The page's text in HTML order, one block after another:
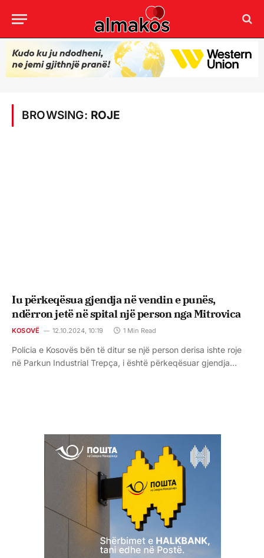
BROWSING: ROJE
Iu përkeqësua gjendja në vendin e punës,
ndërron jetë në spital një person nga Mitrovica
KOSOVË 12.10.2024, 10:19 1 Min Read
Policia e Kosovës bën të ditur se një person derisa ishte roje
në Parkun Industrial Trepça, i është përkeqësuar gjendja…